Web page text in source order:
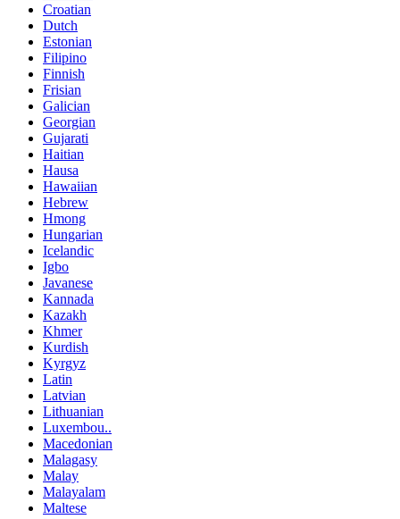
Croatian
Dutch
Estonian
Filipino
Finnish
Frisian
Galician
Georgian
Gujarati
Haitian
Hausa
Hawaiian
Hebrew
Hmong
Hungarian
Icelandic
Igbo
Javanese
Kannada
Kazakh
Khmer
Kurdish
Kyrgyz
Latin
Latvian
Lithuanian
Luxembou..
Macedonian
Malagasy
Malay
Malayalam
Maltese